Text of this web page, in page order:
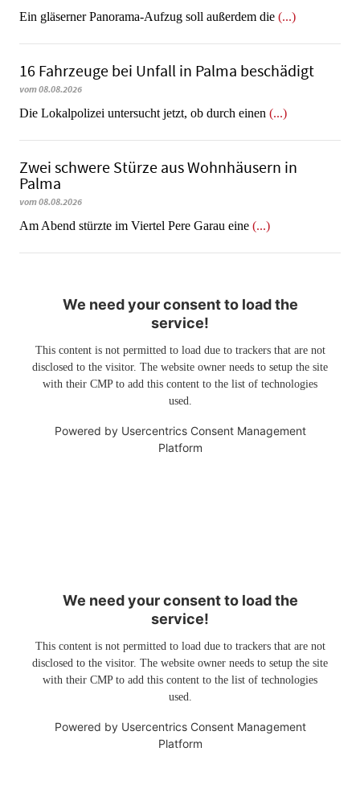
Ein gläserner Panorama-Aufzug soll außerdem die (...)
16 Fahrzeuge bei Unfall in Palma beschädigt
vom 08.08.2026
Die Lokalpolizei untersucht jetzt, ob durch einen (...)
Zwei schwere Stürze aus Wohnhäusern in
Palma
vom 08.08.2026
Am Abend stürzte im Viertel Pere Garau eine (...)
We need your consent to load the
service!
This content is not permitted to load due to trackers that are not
disclosed to the visitor. The website owner needs to setup the site
with their CMP to add this content to the list of technologies
used.
Powered by Usercentrics Consent Management
Platform
We need your consent to load the
service!
This content is not permitted to load due to trackers that are not
disclosed to the visitor. The website owner needs to setup the site
with their CMP to add this content to the list of technologies
used.
Powered by Usercentrics Consent Management
Platform